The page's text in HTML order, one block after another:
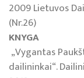
2009 Lietuvos
(Nr.26)
KNYGA
„Vygantas
dailininkai“.